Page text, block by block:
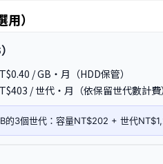
）
/ GB・月（HDD保管）
/ 世代・月（依保留世代數計費）
的3個世代：容量NT$202 + 世代